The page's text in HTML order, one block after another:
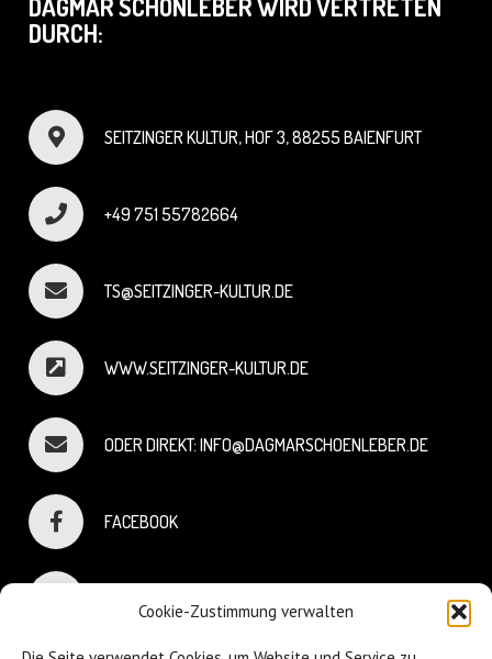
Cookie-Zustimmung verwalten
DAGMAR SCHÖNLEBER WIRD VERTRETEN
DURCH:
SEITZINGER KULTUR, HOF 3, 88255 BAIENFURT
+49 751 55782664
TS@SEITZINGER-KULTUR.DE
WWW.SEITZINGER-KULTUR.DE
ODER DIREKT: INFO@DAGMARSCHOENLEBER.DE
FACEBOOK